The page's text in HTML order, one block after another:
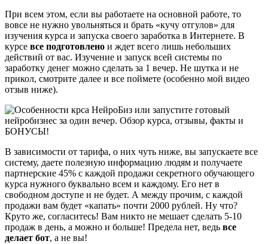
При всем этом, если вы работаете на основной работе, то
вовсе не нужно увольняться и брать «кучу отгулов» для
изучения курса и запуска своего заработка в Интернете. В
курсе все подготовлено и ждет всего лишь небольших
действий от вас. Изучение и запуск всей системы по
заработку денег можно сделать за 1 вечер. Не шутка и не
прикол, смотрите далее и все поймете (особенно мой видео
отзыв ниже).
В зависимости от тарифа, о них чуть ниже, вы запускаете все
систему, даете полезную информацию людям и получаете
партнерские 45% с каждой продажи секретного обучающего
курса нужного буквально всем и каждому. Его нет в
свободном доступе и не будет. А между прочим, с каждой
продажи вам будет «капать» почти 2000 рублей. Ну что?
Круто же, согласитесь! Вам никто не мешает сделать 5-10
продаж в день, а можно и больше! Предела нет, ведь все
делает бот, а не вы!